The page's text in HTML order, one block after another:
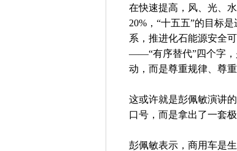
在快速提高，风、光、
20%，“十五五”的目标
系，推进化石能源安全
——“有序替代”四个字，
动，而是尊重规律、尊
这或许就是彭佩敏演讲
口号，而是拿出了一套
彭佩敏表示，商用车是